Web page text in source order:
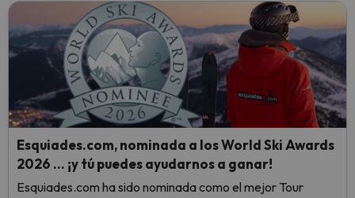
Esquiades.com, nominada a los World Ski Awards
2026 … ¡y tú puedes ayudarnos a ganar!
Esquiades.com ha sido nominada como el mejor Tour